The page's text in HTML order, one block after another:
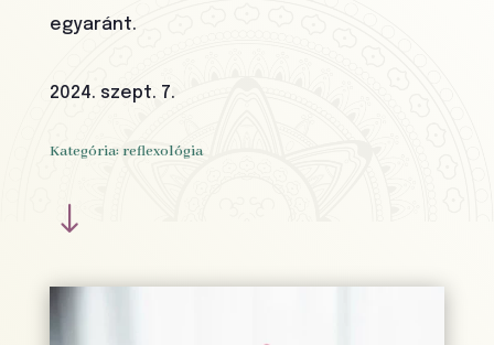
egyaránt.
2024. szept. 7.
Kategória: reflexológia
"